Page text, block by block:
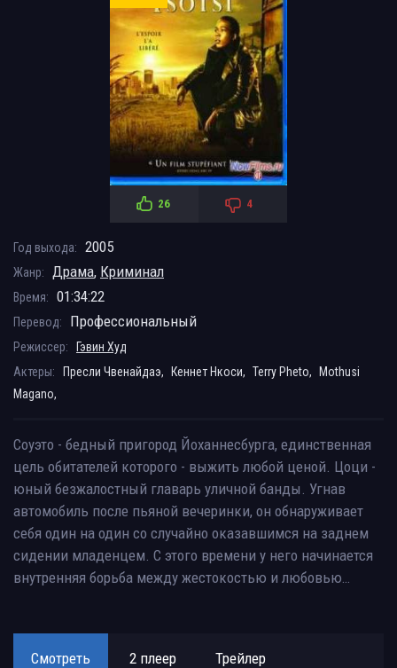
26 4
Год выхода: 2005
Жанр: Драма, Криминал
Время: 01:34:22
Перевод: Профессиональный
Режиссер:
Гэвин Худ
Актеры:
Пресли Чвенайдаэ, Кеннет Нкоси, Terry Pheto,
Mothusi
Magano,
Соуэто - бедный пригород Йоханнесбурга, единственная
цель обитателей которого - выжить любой ценой. Цоци -
юный безжалостный главарь уличной банды. Угнав
автомобиль после пьяной вечеринки, он обнаруживает
себя один на один со случайно оказавшимся на заднем
сидении младенцем. С этого времени у него начинается
внутренняя борьба между жестокостью и любовью…
Смотреть 2 плеер Трейлер